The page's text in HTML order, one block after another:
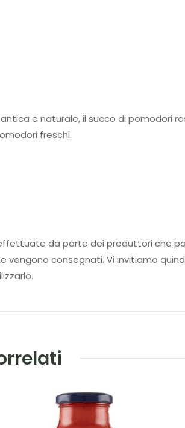
e naturale, il succo di pomodori
freschi.
da parte dei produttori che
consegnati. Vi invitiamo